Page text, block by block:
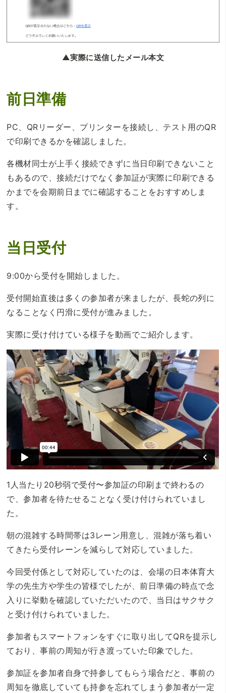
▲実際に送信したメール本文
前日準備
PC、QRリーダー、プリンターを接続し、テスト用のQR
で印刷できるかを確認しました。
各機材同士が上手く接続できずに当日印刷できないこと
もあるので、接続だけでなく参加証が実際に印刷できる
かまでを会期前日までに確認することをおすすめしま
す。
当日受付
9:00から受付を開始しました。
受付開始直後は多くの参加者が来ましたが、長蛇の列に
なることなく円滑に受付が進みました。
実際に受け付けている様子を動画でご紹介します。
1人当たり20秒弱で受付〜参加証の印刷まで終わるの
で、参加者を待たせることなく受け付けられていまし
た。
朝の混雑する時間帯は3レーン用意し、混雑が落ち着い
てきたら受付レーンを減らして対応していました。
今回受付係として対応していたのは、会場の日本体育大
学の先生方や学生の皆様でしたが、前日準備の時点で念
入りに挙動を確認していただいたので、当日はサクサク
と受け付けられていました。
参加者もスマートフォンをすぐに取り出してQRを提示し
ており、事前の周知が行き渡っていた印象でした。
参加証を参加者自身で持参してもらう場合だと、事前の
周知を徹底していても持参を忘れてしまう参加者が一定